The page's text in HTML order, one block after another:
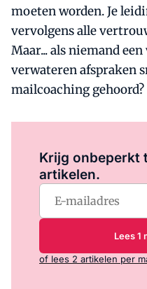
moeten worden. Je
vervolgens alle
Maar... als niemand
verwateren afspraken
mailcoaching gehoord?
Krijg onbeperkt
artikelen.
Lees 1
of lees 2 artikelen per